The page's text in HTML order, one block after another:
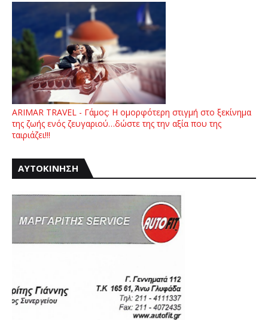
ARIMAR TRAVEL - Γάμος: Η ομορφότερη στιγμή στο ξεκίνημα
της ζωής ενός ζευγαριού…δώστε της την αξία που της
ταιριάζει!!!
ΑΥΤΟΚΙΝΗΣΗ